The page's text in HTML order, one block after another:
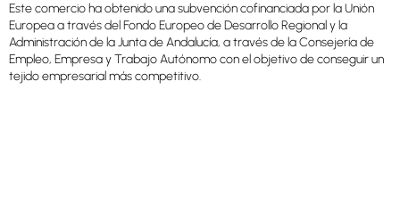
Este comercio ha obtenido una subvención cofinanciada por la Unión
Europea a través del Fondo Europeo de Desarrollo Regional y la
Administración de la Junta de Andalucía, a través de la Consejería de
Empleo, Empresa y Trabajo Autónomo con el objetivo de conseguir un
tejido empresarial más competitivo.